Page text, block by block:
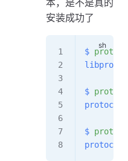
安装成功了
$ protoc
libprotoc
$ protoc-
protoc-
$
protoc-